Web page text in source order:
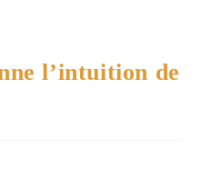
l’intuition de